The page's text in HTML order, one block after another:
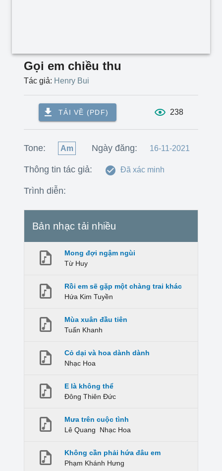
Gọi em chiều thu
Tác giả: Henry Bui
TẢI VỀ (PDF) 238
Tone: Am Ngày đăng: 16-11-2021
Thông tin tác giả: Đã xác minh
Trình diễn:
Bản nhạc tải nhiều
Mong đợi ngậm ngùi
Từ Huy
Rồi em sẽ gặp một chàng trai khác
Hứa Kim Tuyền
Mùa xuân đầu tiên
Tuấn Khanh
Cỏ dại và hoa dành dành
Nhạc Hoa
E là không thể
Đông Thiên Đức
Mưa trên cuộc tình
Lê Quang
Nhạc Hoa
Không cần phải hứa đâu em
Phạm Khánh Hưng